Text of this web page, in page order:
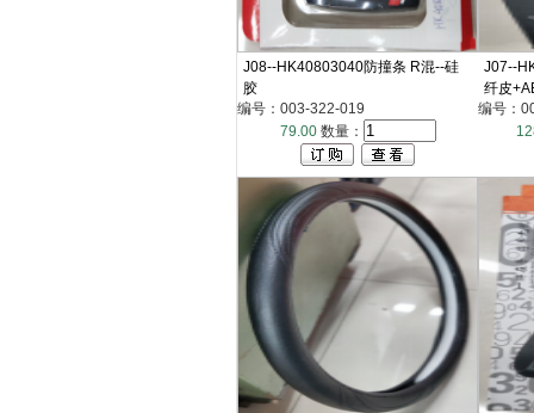
J08--HK40803040防撞条 R混--硅
胶
编号：003-322-019
79.00数量：
J07--
纤皮
编号：